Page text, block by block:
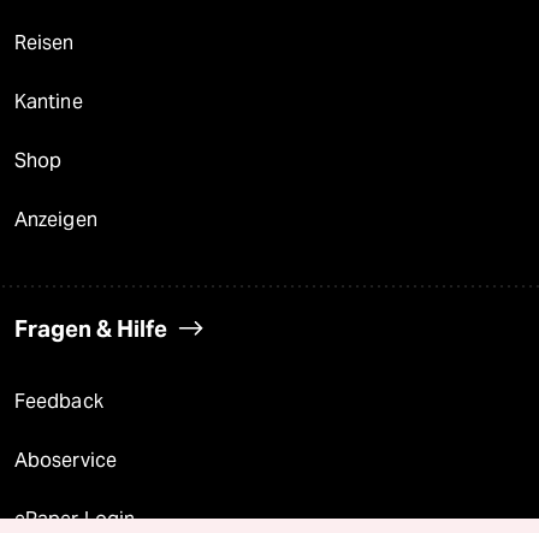
Reisen
Kantine
Shop
Anzeigen
Fragen & Hilfe
Feedback
Aboservice
ePaper Login